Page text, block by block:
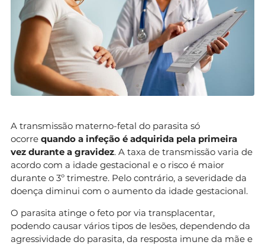
A transmissão materno-fetal do parasita só
ocorre quando a infeção é adquirida pela primeira
vez durante a gravidez. A taxa de transmissão varia de
acordo com a idade gestacional e o risco é maior
durante o 3º trimestre. Pelo contrário, a severidade da
doença diminui com o aumento da idade gestacional.
O parasita atinge o feto por via transplacentar,
podendo causar vários tipos de lesões, dependendo da
agressividade do parasita, da resposta imune da mãe e